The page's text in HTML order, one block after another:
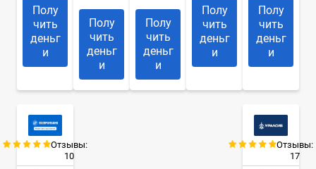
Полу
чить
деньг
и
Полу
чить
деньг
и
Полу
чить
деньг
и
Полу
чить
деньг
и
Полу
чить
деньг
и
Отзывы:
10
Отзывы:
17